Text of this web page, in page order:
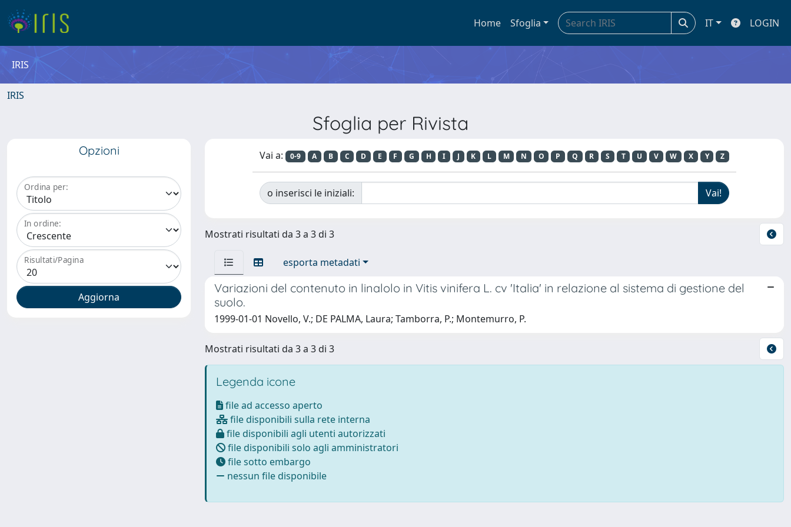
Home Sfoglia IT LOGIN
IRIS
IRIS
Sfoglia per Rivista
Opzioni
Ordina per:
In ordine:
Risultati/Pagina
Vai a: 0-9 A B C D E F G H I J K L M N O P Q R S T U V W X Y Z
o inserisci le iniziali:
Mostrati risultati da 3 a 3 di 3
esporta metadati
Variazioni del contenuto in linalolo in Vitis vinifera L. cv 'Italia' in relazione al sistema di gestione del
suolo.
1999-01-01 Novello, V.; DE PALMA, Laura; Tamborra, P.; Montemurro, P.
Mostrati risultati da 3 a 3 di 3
Legenda icone
file ad accesso aperto
file disponibili sulla rete interna
file disponibili agli utenti autorizzati
file disponibili solo agli amministratori
file sotto embargo
nessun file disponibile